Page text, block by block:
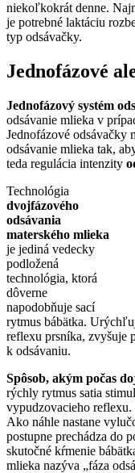
niekoľkokrát denne.
je potrebné laktáciu
typ odsávačky.
Jednofázové
Jednofázový systém
odsávanie mlieka v
Jednofázové odsávačky
odsávanie mlieka tak,
teda regulácia intenzity
Technológia
dvojfázového
odsávania
materského mlieka
je jediná vedecky
podložená
technológia, ktorá
dôverne
napodobňuje sací
rytmus bábätka.
reflexu prsníka, zvyšuje
k odsávaniu.
Spôsob, akým počas
rýchly rytmus satia
vypudzovacieho reflexu.
Ako náhle nastane
postupne prechádza do
skutočné kŕmenie
mlieka nazýva „fáza